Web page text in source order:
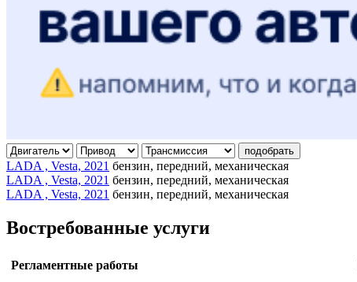
подобрать
LADA , Vesta, 2021 бензин, передний, механическая
LADA , Vesta, 2021 бензин, передний, механическая
LADA , Vesta, 2021 бензин, передний, механическая
Востребованные услуги
Регламентные работы